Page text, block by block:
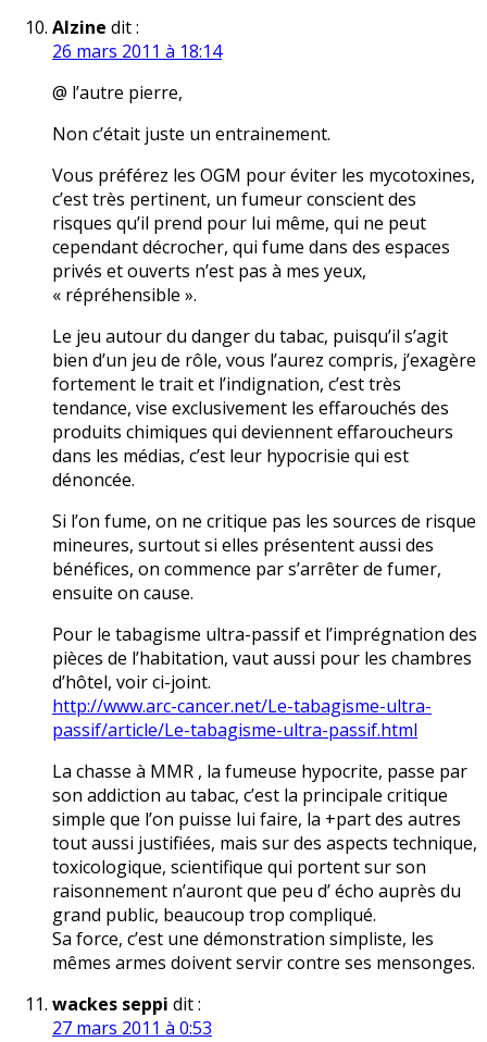
Alzine dit :
26 mars 2011 à 18:14
@ l’autre pierre,
Non c’était juste un entrainement.
Vous préférez les OGM pour éviter les mycotoxines,
c’est très pertinent, un fumeur conscient des
risques qu’il prend pour lui même, qui ne peut
cependant décrocher, qui fume dans des espaces
privés et ouverts n’est pas à mes yeux,
« répréhensible ».
Le jeu autour du danger du tabac, puisqu’il s’agit
bien d’un jeu de rôle, vous l’aurez compris, j’exagère
fortement le trait et l’indignation, c’est très
tendance, vise exclusivement les effarouchés des
produits chimiques qui deviennent effaroucheurs
dans les médias, c’est leur hypocrisie qui est
dénoncée.
Si l’on fume, on ne critique pas les sources de risque
mineures, surtout si elles présentent aussi des
bénéfices, on commence par s’arrêter de fumer,
ensuite on cause.
Pour le tabagisme ultra-passif et l’imprégnation des
pièces de l’habitation, vaut aussi pour les chambres
d’hôtel, voir ci-joint.
http://www.arc-cancer.net/Le-tabagisme-ultra-
passif/article/Le-tabagisme-ultra-passif.html
La chasse à MMR , la fumeuse hypocrite, passe par
son addiction au tabac, c’est la principale critique
simple que l’on puisse lui faire, la +part des autres
tout aussi justifiées, mais sur des aspects technique,
toxicologique, scientifique qui portent sur son
raisonnement n’auront que peu d’ écho auprès du
grand public, beaucoup trop compliqué.
Sa force, c’est une démonstration simpliste, les
mêmes armes doivent servir contre ses mensonges.
wackes seppi dit :
27 mars 2011 à 0:53